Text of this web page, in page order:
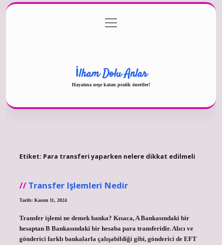
Gizlilik Politikası
menüyü
aç
İlham Dolu Anlar
Hayatına neşe katan pratik öneriler!
Etiket: Para transferi yaparken nelere dikkat edilmeli
Transfer Işlemleri Nedir
Tarih: Kasım 11, 2024
Transfer işlemi ne demek banka? Kısaca, A Bankasındaki bir
hesaptan B Bankasındaki bir hesaba para transferidir. Alıcı ve
gönderici farklı bankalarla çalışabildiği gibi, gönderici de EFT